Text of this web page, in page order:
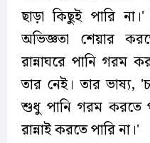
ছাড়া কিছুই পারি না।'
অভিজ্ঞতা শেয়ার
রান্নাঘরে পানি গরম
তার নেই। তার ভাষ্য,
শুধু পানি গরম
রান্নাই করতে পারি না।'